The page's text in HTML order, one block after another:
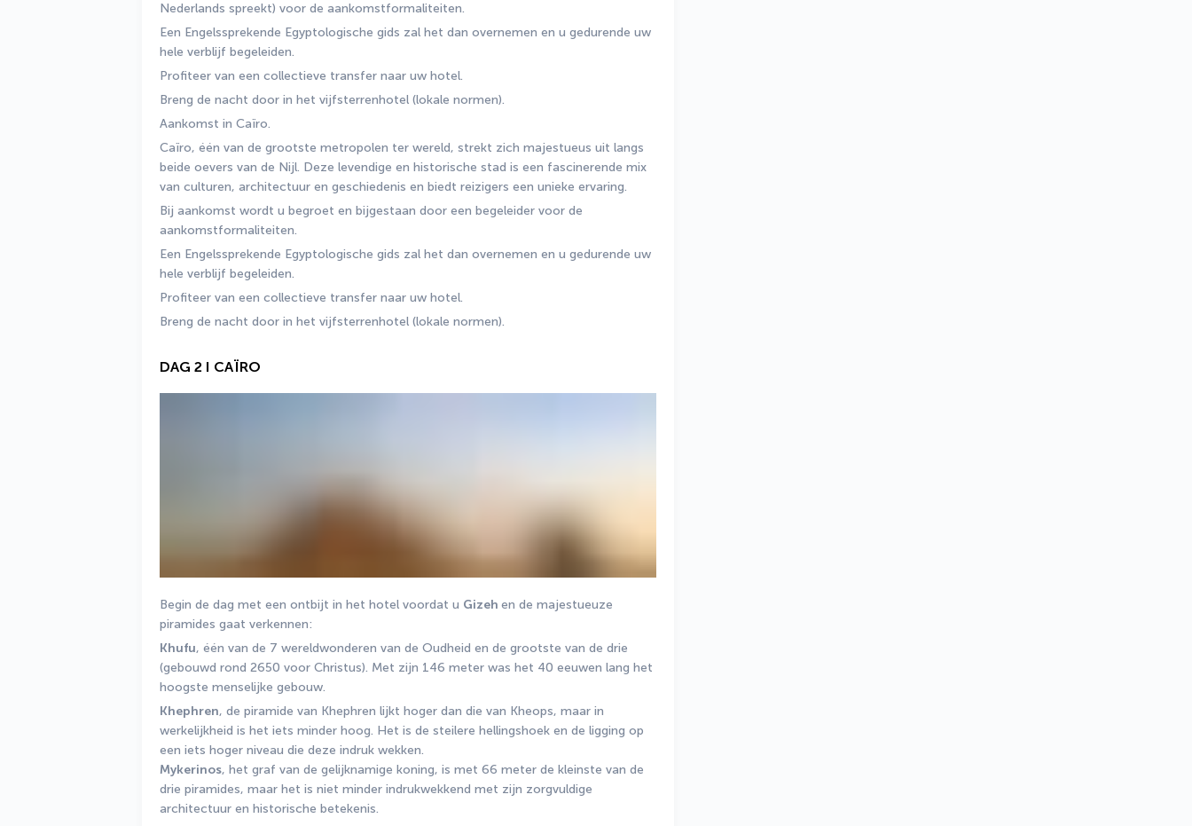
Nederlands spreekt) voor de aankomstformaliteiten.
Een Engelssprekende Egyptologische gids zal het dan overnemen en u gedurende uw
hele verblijf begeleiden.
Profiteer van een collectieve transfer naar uw hotel.
Breng de nacht door in het vijfsterrenhotel (lokale normen).
Aankomst in Caïro.
Caïro, één van de grootste metropolen ter wereld, strekt zich majestueus uit langs
beide oevers van de Nijl. Deze levendige en historische stad is een fascinerende mix
van culturen, architectuur en geschiedenis en biedt reizigers een unieke ervaring.
Bij aankomst wordt u begroet en bijgestaan door een begeleider voor de
aankomstformaliteiten.
Een Engelssprekende Egyptologische gids zal het dan overnemen en u gedurende uw
hele verblijf begeleiden.
Profiteer van een collectieve transfer naar uw hotel.
Breng de nacht door in het vijfsterrenhotel (lokale normen).
DAG 2 I CAÏRO
Begin de dag met een ontbijt in het hotel voordat u Gizeh en de majestueuze
piramides gaat verkennen:
Khufu, één van de 7 wereldwonderen van de Oudheid en de grootste van de drie
(gebouwd rond 2650 voor Christus). Met zijn 146 meter was het 40 eeuwen lang het
hoogste menselijke gebouw.
Khephren, de piramide van Khephren lijkt hoger dan die van Kheops, maar in
werkelijkheid is het iets minder hoog. Het is de steilere hellingshoek en de ligging op
een iets hoger niveau die deze indruk wekken.
Mykerinos, het graf van de gelijknamige koning, is met 66 meter de kleinste van de
drie piramides, maar het is niet minder indrukwekkend met zijn zorgvuldige
architectuur en historische betekenis.